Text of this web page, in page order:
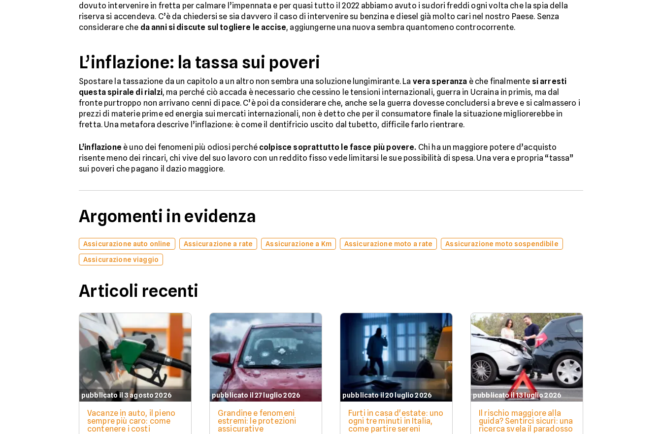
dovuto intervenire in fretta per calmare l’impennata e per quasi tutto il 2022 abbiamo avuto i sudori freddi ogni volta che la spia della
riserva si accendeva. C’è da chiedersi se sia davvero il caso di intervenire su benzina e diesel già molto cari nel nostro Paese. Senza
considerare che da anni si discute sul togliere le accise, aggiungerne una nuova sembra quantomeno controcorrente.
L’inflazione: la tassa sui poveri
Spostare la tassazione da un capitolo a un altro non sembra una soluzione lungimirante. La vera speranza è che finalmente si arresti
questa spirale di rialzi, ma perché ciò accada è necessario che cessino le tensioni internazionali, guerra in Ucraina in primis, ma dal
fronte purtroppo non arrivano cenni di pace. C’è poi da considerare che, anche se la guerra dovesse concludersi a breve e si calmassero i
prezzi di materie prime ed energia sui mercati internazionali, non è detto che per il consumatore finale la situazione migliorerebbe in
fretta. Una metafora descrive l’inflazione: è come il dentifricio uscito dal tubetto, difficile farlo rientrare.
L’inflazione è uno dei fenomeni più odiosi perché colpisce soprattutto le fasce più povere. Chi ha un maggiore potere d’acquisto
risente meno dei rincari, chi vive del suo lavoro con un reddito fisso vede limitarsi le sue possibilità di spesa. Una vera e propria “tassa”
sui poveri che pagano il dazio maggiore.
Argomenti in evidenza
Assicurazione auto online Assicurazione a rate Assicurazione a Km Assicurazione moto a rate
Assicurazione moto sospendibile
Assicurazione viaggio
Articoli recenti
pubblicato il 3 agosto 2026
Vacanze in auto, il pieno
sempre più caro: come
contenere i costi
pubblicato il 27 luglio 2026
Grandine e fenomeni
estremi: le protezioni
assicurative
pubblicato il 20 luglio 2026
Furti in casa d'estate: uno
ogni tre minuti in Italia,
come partire sereni
pubblicato il 13 luglio 2026
Il rischio maggiore alla
guida? Sentirci sicuri: una
ricerca svela il paradosso